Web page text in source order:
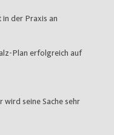
der Praxis an
Plan erfolgreich auf
wird seine Sache sehr